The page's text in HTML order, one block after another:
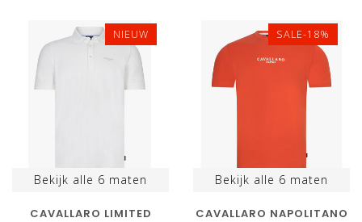
NIEUW
Bekijk alle 6 maten
CAVALLARO LIMITED
SALE-18%
Bekijk alle 6 maten
CAVALLARO NAPOLITANO